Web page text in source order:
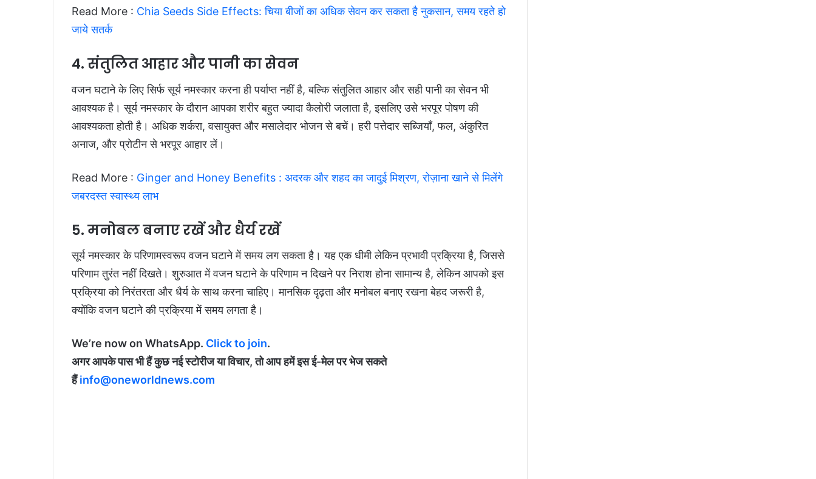
Read More : Chia Seeds Side Effects: चिया बीजों का अधिक सेवन कर सकता है नुकसान, समय रहते हो
जाये सतर्क
4. संतुलित आहार और पानी का सेवन
वजन घटाने के लिए सिर्फ सूर्य नमस्कार करना ही पर्याप्त नहीं है, बल्कि संतुलित आहार और सही पानी का सेवन भी
आवश्यक है। सूर्य नमस्कार के दौरान आपका शरीर बहुत ज्यादा कैलोरी जलाता है, इसलिए उसे भरपूर पोषण की
आवश्यकता होती है। अधिक शर्करा, वसायुक्त और मसालेदार भोजन से बचें। हरी पत्तेदार सब्जियाँ, फल, अंकुरित
अनाज, और प्रोटीन से भरपूर आहार लें।
Read More : Ginger and Honey Benefits : अदरक और शहद का जादुई मिश्रण, रोज़ाना खाने से मिलेंगे
जबरदस्त स्वास्थ्य लाभ
5. मनोबल बनाए रखें और धैर्य रखें
सूर्य नमस्कार के परिणामस्वरूप वजन घटाने में समय लग सकता है। यह एक धीमी लेकिन प्रभावी प्रक्रिया है, जिससे
परिणाम तुरंत नहीं दिखते। शुरुआत में वजन घटाने के परिणाम न दिखने पर निराश होना सामान्य है, लेकिन आपको इस
प्रक्रिया को निरंतरता और धैर्य के साथ करना चाहिए। मानसिक दृढ़ता और मनोबल बनाए रखना बेहद जरूरी है,
क्योंकि वजन घटाने की प्रक्रिया में समय लगता है।
We’re now on WhatsApp. Click to join.
अगर आपके पास भी हैं कुछ नई स्टोरीज या विचार, तो आप हमें इस ई-मेल पर भेज सकते
हैंinfo@oneworldnews.com